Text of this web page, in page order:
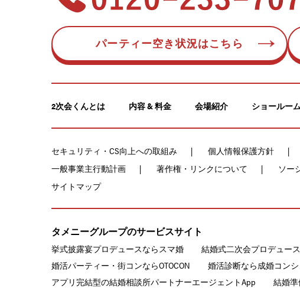
パーティー空き状況はこちら
2次会くんとは 内容 & 料金 会場紹介 ショールー
セキュリティ・CS向上への取組み 個人情報保護方針
一般事業主行動計画
著作権・リンクについて ソー
サイトマップ
タメニーグループのサービスサイト
挙式披露宴プロデュースならスマ婚 結婚式二次会プロデュー
婚活パーティー・街コンならOTOCON
婚活診断なら成婚コン
アプリ完結型の結婚相談所パートナーエージェントApp
結婚